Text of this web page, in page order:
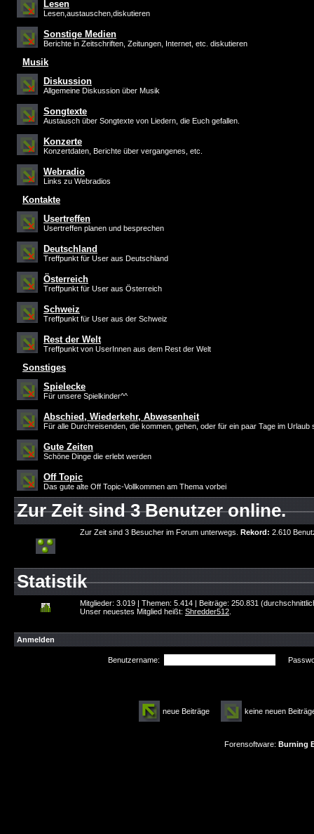
Lesen
Lesen,austauschen,diskutieren
Sonstige Medien
Berichte in Zeitschriften, Zeitungen, Internet, etc. diskutieren
Musik
Diskussion
Allgemeine Diskussion über Musik
Songtexte
Austausch über Songtexte von Liedern, die Euch gefallen.
Konzerte
Konzertdaten, Berichte über vergangenes, etc.
Webradio
Links zu Webradios
Kontakte
Usertreffen
Usertreffen planen und besprechen
Deutschland
Treffpunkt für User aus Deutschland
Österreich
Treffpunkt für User aus Österreich
Schweiz
Treffpunkt für User aus der Schweiz
Rest der Welt
Treffpunkt von UserInnen aus dem Rest der Welt
Sonstiges
Spielecke
Für unsere Spielkinder^^
Abschied, Wiederkehr, Abwesenheit
Für alle Durchreisenden, die kommen, gehen, oder für ein paar Tage im Urlaub
Gute Zeiten
Schöne Dinge die erlebt werden
Off Topic
Das gute alte Off Topic-Vollkommen am Thema vorbei
Zur Zeit sind 3 Benutzer online.
Zur Zeit sind 3 Besucher im Forum unterwegs. Rekord: 2.610
Statistik
Mitglieder: 3.019 | Themen: 5.414 | Beiträge: 250.831
Unser neuestes Mitglied heißt: Shredder512
Anmelden
Benutzername:
neue Beiträge keine neuen
Forensoftware: Burning